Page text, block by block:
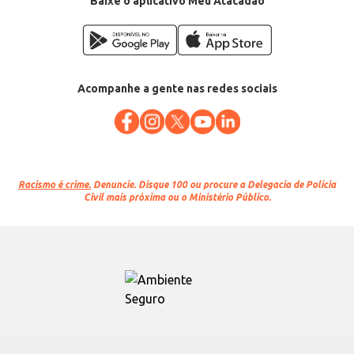
Acompanhe a gente nas redes sociais
Racismo é crime. Denuncie. Disque 100 ou procure a Delegacia de Polícia
Civil mais próxima ou o Ministério Público.